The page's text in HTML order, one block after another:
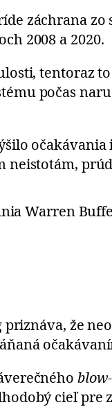
záchrana
2008 a 2020.
tentoraz
počas
neistotám,
priznáva, že
cieľ